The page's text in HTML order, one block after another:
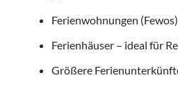
Ferienwohnungen
Ferienhäuser – ideal für
Größere